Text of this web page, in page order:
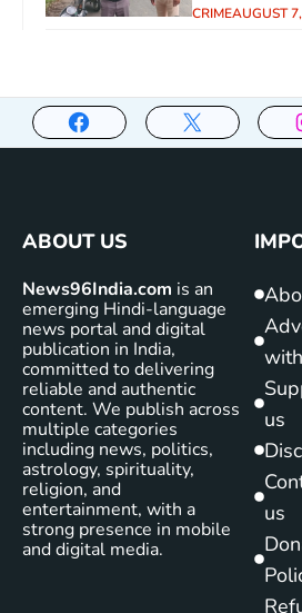
CRIMEAUGUST
ABOUT US
News96India.com is an
emerging Hindi-language
news portal and digital
publication in India,
committed to delivering
reliable and authentic
content. We publish across
multiple categories
including news, politics,
astrology, spirituality,
religion, and
entertainment, with a
strong presence in mobile
and digital media.
us
us